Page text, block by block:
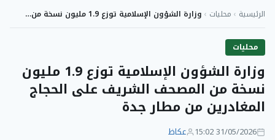
إلىالرئيسية › محليات › وزارة الشؤون الإسلامية توزع 1.9 مليون نسخة من…
محليات
وزارة الشؤون الإسلامية توزع 1.9 مليون
نسخة من المصحف الشريف على الحجاج
المغادرين من مطار جدة
31/05/2026 15:02 عكاظ